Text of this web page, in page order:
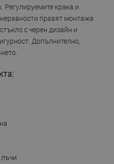
Регулируемите крака и
правят монтажa
с черен дизайн и
Допълнително,